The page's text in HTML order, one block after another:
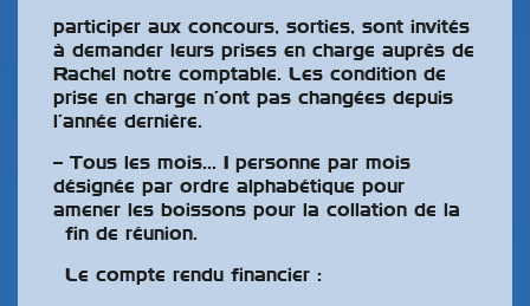
participer aux concours, sorties, sont invités
à demander leurs prises en charge auprès de
Rachel notre comptable. Les condition de
prise en charge n’ont pas changées depuis
l’année dernière.
– Tous les mois… 1 personne par mois
désignée par ordre alphabétique pour
amener les boissons pour la collation de la
fin de réunion.
Le compte rendu financier :